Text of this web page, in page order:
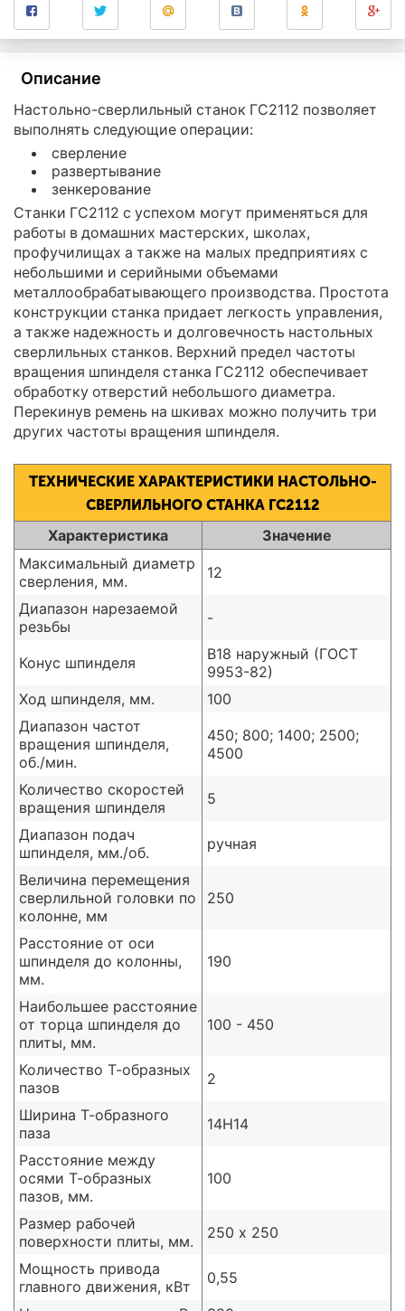
Описание
Настольно-сверлильный станок ГС2112 позволяет
выполнять следующие операции:
сверление
развертывание
зенкерование
Станки ГС2112 с успехом могут применяться для
работы в домашних мастерских, школах,
профучилищах а также на малых предприятиях с
небольшими и серийными объемами
металлообрабатывающего производства. Простота
конструкции станка придает легкость управления,
а также надежность и долговечность настольных
сверлильных станков. Верхний предел частоты
вращения шпинделя станка ГС2112 обеспечивает
обработку отверстий небольшого диаметра.
Перекинув ремень на шкивах можно получить три
других частоты вращения шпинделя.
ТЕХНИЧЕСКИЕ ХАРАКТЕРИСТИКИ НАСТОЛЬНО-
СВЕРЛИЛЬНОГО СТАНКА ГС2112
Характеристика
Значение
Максимальный диаметр
сверления, мм.
12
Диапазон нарезаемой
резьбы
-
Конус шпинделя
В18 наружный (ГОСТ
9953-82)
Ход шпинделя, мм.
100
Диапазон частот
вращения шпинделя,
об./мин.
450; 800; 1400; 2500;
4500
Количество скоростей
вращения шпинделя
5
Диапазон подач
шпинделя, мм./об.
ручная
Величина перемещения
сверлильной головки по
колонне, мм
250
Расстояние от оси
шпинделя до колонны,
мм.
190
Наибольшее расстояние
от торца шпинделя до
плиты, мм.
100 - 450
Количество Т-образных
пазов
2
Ширина Т-образного
паза
14Н14
Расстояние между
осями Т-образных
пазов, мм.
100
Размер рабочей
поверхности плиты, мм.
250 х 250
Мощность привода
главного движения, кВт
0,55